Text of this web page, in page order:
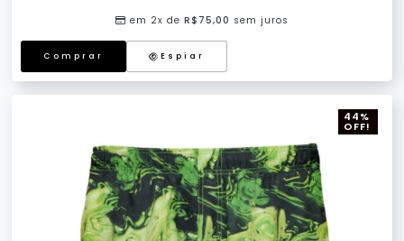
em 2x de R$ 75,00 sem juros
Comprar Espiar
44%
OFF!